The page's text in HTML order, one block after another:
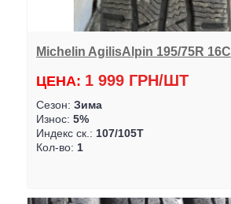
Michelin AgilisAlpin 195/75R 16C
ЦЕНА: 1 999 ГРН/ШТ
Сезон: Зима
Износ: 5%
Индекс ск.: 107/105T
Кол-во: 1